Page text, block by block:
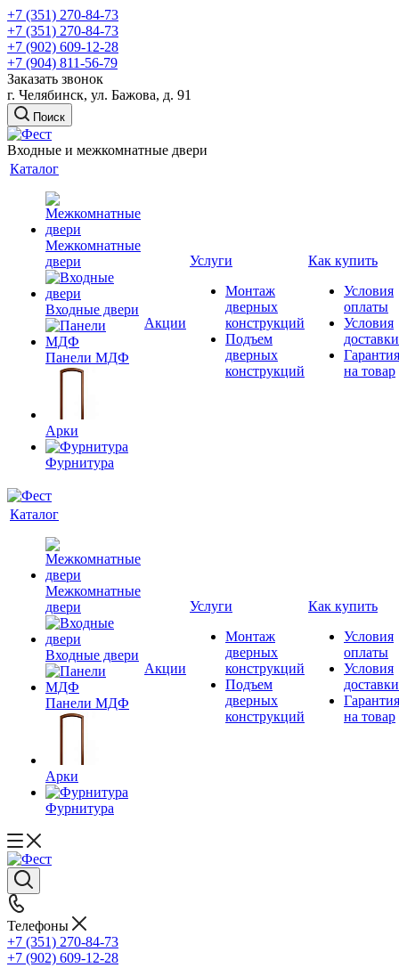
+7 (351) 270-84-73
+7 (351) 270-84-73
+7 (902) 609-12-28
+7 (904) 811-56-79
Заказать звонок
г. Челябинск, ул. Бажова, д. 91
Поиск
Входные и межкомнатные двери
Каталог
Межкомнатные
двери
Входные двери
Панели МДФ
Арки
Фурнитура
Акции
Услуги
Монтаж
дверных
конструкций
Подъем
дверных
конструкций
Как купить
Условия
оплаты
Условия
доставки
Гарантия
на товар
Каталог
Межкомнатные
двери
Входные двери
Панели МДФ
Арки
Фурнитура
Акции
Услуги
Монтаж
дверных
конструкций
Подъем
дверных
конструкций
Как купить
Условия
оплаты
Условия
доставки
Гарантия
на товар
Телефоны
+7 (351) 270-84-73
+7 (902) 609-12-28